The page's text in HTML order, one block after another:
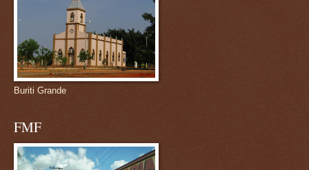
Buriti Grande
FMF